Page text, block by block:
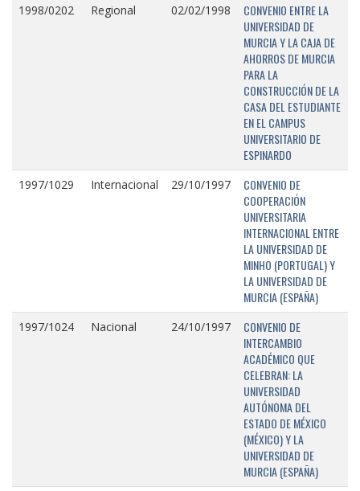
1998/0202 Regional 02/02/1998
CONVENIO ENTRE LA
UNIVERSIDAD DE
MURCIA Y LA CAJA DE
AHORROS DE MURCIA
PARA LA
CONSTRUCCIÓN DE LA
CASA DEL ESTUDIANTE
EN EL CAMPUS
UNIVERSITARIO DE
ESPINARDO
1997/1029 Internacional 29/10/1997
CONVENIO DE
COOPERACIÓN
UNIVERSITARIA
INTERNACIONAL ENTRE
LA UNIVERSIDAD DE
MINHO (PORTUGAL) Y
LA UNIVERSIDAD DE
MURCIA (ESPAÑA)
1997/1024 Nacional 24/10/1997
CONVENIO DE
INTERCAMBIO
ACADÉMICO QUE
CELEBRAN: LA
UNIVERSIDAD
AUTÓNOMA DEL
ESTADO DE MÉXICO
(MÉXICO) Y LA
UNIVERSIDAD DE
MURCIA (ESPAÑA)